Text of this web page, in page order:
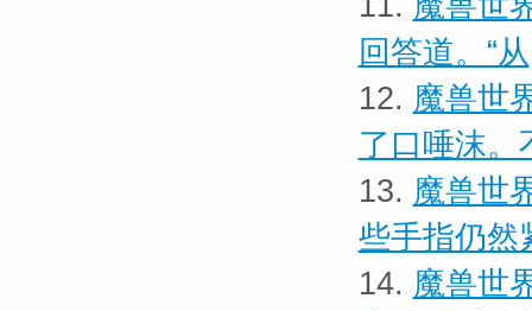
回答道。“从
12. 魔兽世
了口唾沫。
13. 魔兽世
些手指仍然
14. 魔兽世